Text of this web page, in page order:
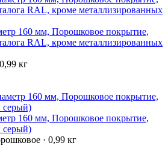
160 мм, Порошковое покрытие,
RAL, кроме металлизированных
кг
160 мм, Порошковое покрытие,
серый)
· 0,99 кг